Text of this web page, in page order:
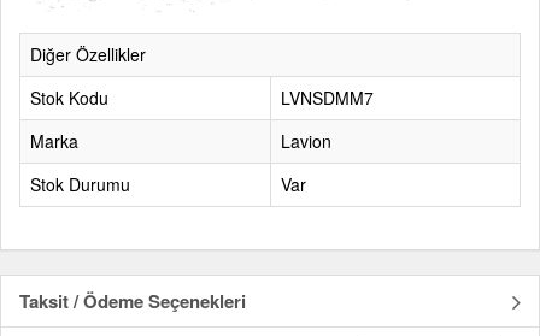
Diğer Özellikler
Stok Kodu
LVNSDMM7
Marka
Lavion
Stok Durumu
Var
Taksit / Ödeme Seçenekleri